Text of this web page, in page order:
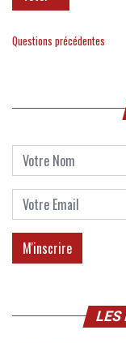
Questions précédentes
LES